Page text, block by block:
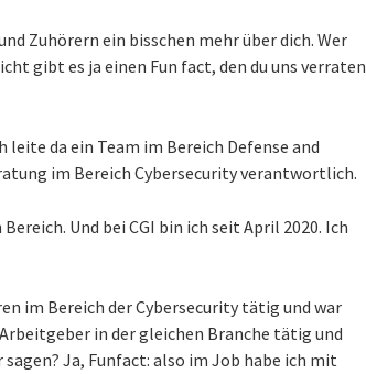
Zuhörern ein bisschen mehr über dich. Wer
gibt es ja einen Fun fact, den du uns verraten
da ein Team im Bereich Defense and
im Bereich Cybersecurity verantwortlich.
Und bei CGI bin ich seit April 2020. Ich
im Bereich der Cybersecurity tätig und war
in der gleichen Branche tätig und
Ja, Funfact: also im Job habe ich mit